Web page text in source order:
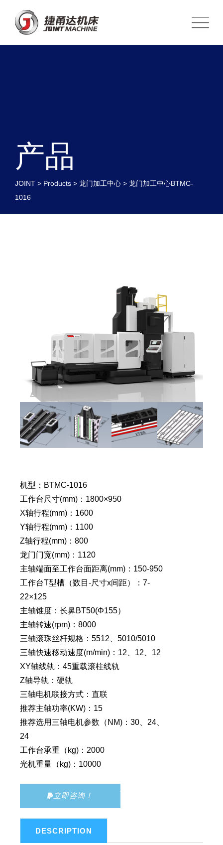
产品
JOINT > Products > 龙门加工中心 > 龙门加工中心BTMC-
1016
机型：BTMC-1016
工作台尺寸(mm)：1800×950
X轴行程(mm)：1600
Y轴行程(mm)：1100
Z轴行程(mm)：800
龙门门宽(mm)：1120
主轴端面至工作台面距离(mm)：150-950
工作台T型槽（数目-尺寸x间距）：7-
22×125
主轴锥度：长鼻BT50(Φ155）
主轴转速(rpm)：8000
三轴滚珠丝杆规格：5512、5010/5010
三轴快速移动速度(m/min)：12、12、12
XY轴线轨：45重载滚柱线轨
Z轴导轨：硬轨
三轴电机联接方式：直联
推荐主轴功率(KW)：15
推荐选用三轴电机参数（NM)：30、24、
24
工作台承重（kg)：2000
光机重量（kg)：10000
立即咨询！
DESCRIPTION